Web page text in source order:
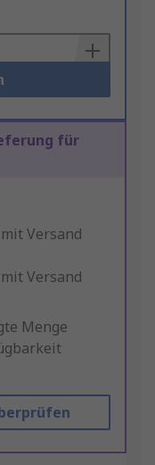
für
Versand
Versand
Menge